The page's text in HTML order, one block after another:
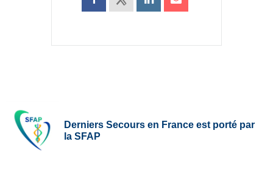
Derniers Secours en France est porté par
la SFAP